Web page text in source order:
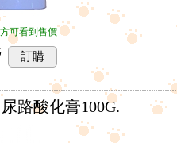
可看到售價
訂購
路酸化膏100G.